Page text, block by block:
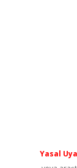
Yasal